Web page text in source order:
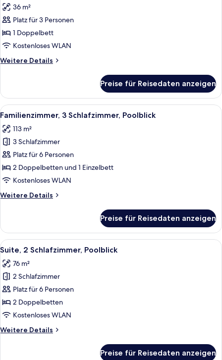
Bedrooms,
Pool
für
Executive
Deluxe
Pool
View
anzeigen
36 m²
Platz für 3 Personen
1 Doppelbett
Kostenloses WLAN
Weitere Details
Weitere
Deluxe
Pool
View
Preise für Reisedaten anzeigen
Alle
Fotos
für
Familienzimmer,
3 Schlafzimmer,
Poolblick
anzeigen
Ein modernes Hotelzimmer mit
6
Familienzimmer, 3 Schlafzimmer, Poolblick
113 m²
3 Schlafzimmer
Platz für 6 Personen
2 Doppelbetten und 1 Einzelbett
Kostenloses WLAN
Weitere Details
Weitere
3 Schlafzimmer,
Poolblick
Preise für Reisedaten anzeigen
Alle
Fotos
für
Suite,
2 Schlafzimmer,
Poolblick
anzeigen
Ein moderner Essbereich mit einem
8
Suite, 2 Schlafzimmer, Poolblick
76 m²
2 Schlafzimmer
Platz für 6 Personen
2 Doppelbetten
Kostenloses WLAN
Weitere Details
Weitere
Preise für Reisedaten anzeigen